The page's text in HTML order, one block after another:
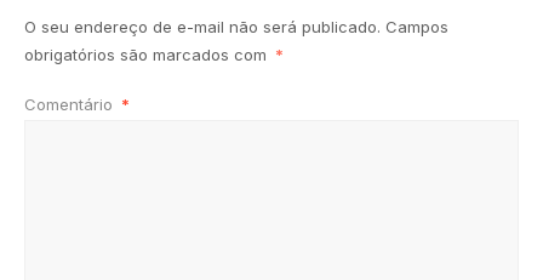
O seu endereço de e-mail não será publicado. Campos
obrigatórios são marcados com *
Comentário *